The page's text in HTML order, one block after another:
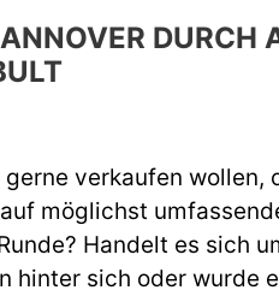
DURCH
verkaufen
möglichst
Handelt es sich
hinter sich oder wurde